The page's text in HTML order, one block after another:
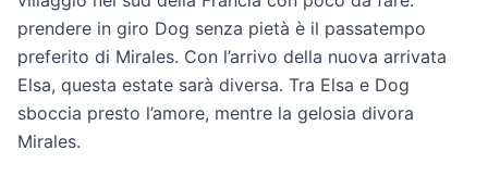
prendere in giro Dog senza pietà è il passatempo
preferito di Mirales. Con l’arrivo della nuova arrivata
Elsa, questa estate sarà diversa. Tra Elsa e Dog
sboccia presto l’amore, mentre la gelosia divora
Mirales.